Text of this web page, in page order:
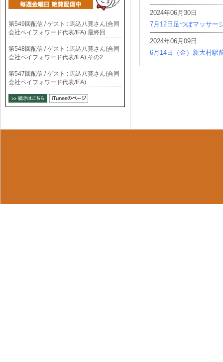
2024年06月30日
7月12日足つぼマッサー
2024年06月09日
6月14日（金）新大村駅
第549回配信 / ゲスト : 馬込八寛さん(合同
会社ペイフォワード代表/IFA) 最終回
第548回配信 / ゲスト : 馬込八寛さん(合同
会社ペイフォワード代表/IFA) その2
第547回配信 / ゲスト : 馬込八寛さん(合同
会社ペイフォワード代表/IFA)